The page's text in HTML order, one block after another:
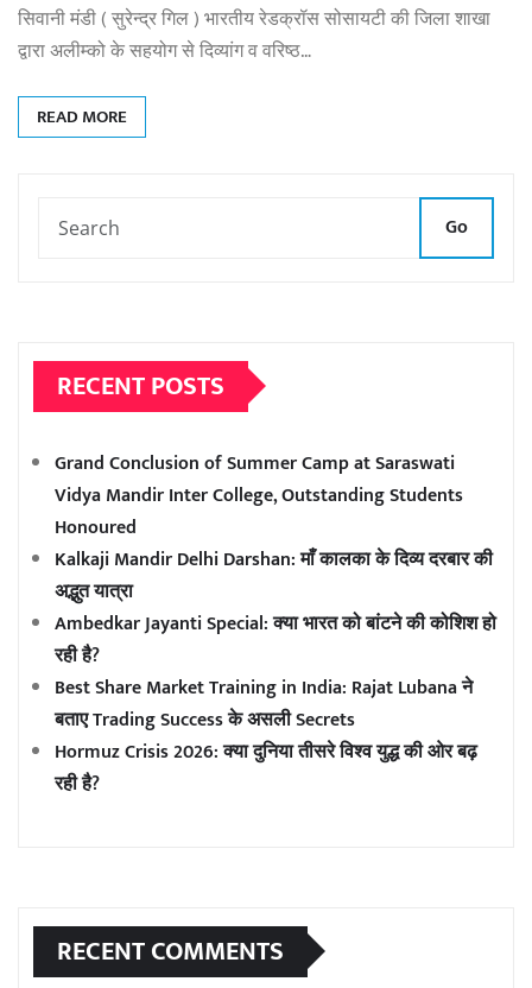
सिवानी मंडी ( सुरेन्द्र गिल ) भारतीय रेडक्रॉस सोसायटी की जिला शाखा
द्वारा अलीम्को के सहयोग से दिव्यांग व वरिष्ठ…
READ MORE
Go
RECENT POSTS
Grand Conclusion of Summer Camp at Saraswati
Vidya Mandir Inter College, Outstanding Students
Honoured
Kalkaji Mandir Delhi Darshan: माँ कालका के दिव्य दरबार की
अद्भुत यात्रा
Ambedkar Jayanti Special: क्या भारत को बांटने की कोशिश हो
रही है?
Best Share Market Training in India: Rajat Lubana ने
बताए Trading Success के असली Secrets
Hormuz Crisis 2026: क्या दुनिया तीसरे विश्व युद्ध की ओर बढ़
रही है?
RECENT COMMENTS